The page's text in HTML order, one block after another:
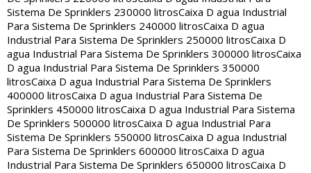
Sistema De Sprinklers 230000 litrosCaixa D agua Industrial
Para Sistema De Sprinklers 240000 litrosCaixa D agua
Industrial Para Sistema De Sprinklers 250000 litrosCaixa D
agua Industrial Para Sistema De Sprinklers 300000 litrosCaixa
D agua Industrial Para Sistema De Sprinklers 350000
litrosCaixa D agua Industrial Para Sistema De Sprinklers
400000 litrosCaixa D agua Industrial Para Sistema De
Sprinklers 450000 litrosCaixa D agua Industrial Para Sistema
De Sprinklers 500000 litrosCaixa D agua Industrial Para
Sistema De Sprinklers 550000 litrosCaixa D agua Industrial
Para Sistema De Sprinklers 600000 litrosCaixa D agua
Industrial Para Sistema De Sprinklers 650000 litrosCaixa D